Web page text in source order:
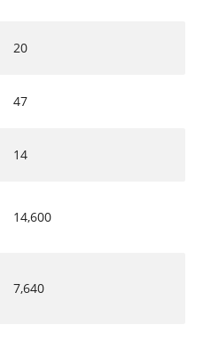
20
47
14
14,600
7,640